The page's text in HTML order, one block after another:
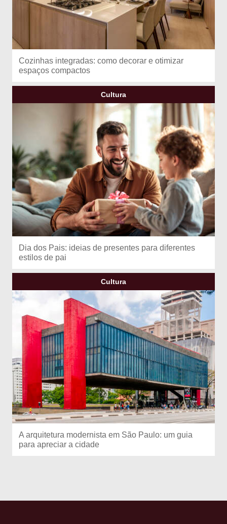
Cozinhas integradas: como decorar e otimizar
espaços compactos
Cultura
Dia dos Pais: ideias de presentes para diferentes
estilos de pai
Cultura
A arquitetura modernista em São Paulo: um guia
para apreciar a cidade